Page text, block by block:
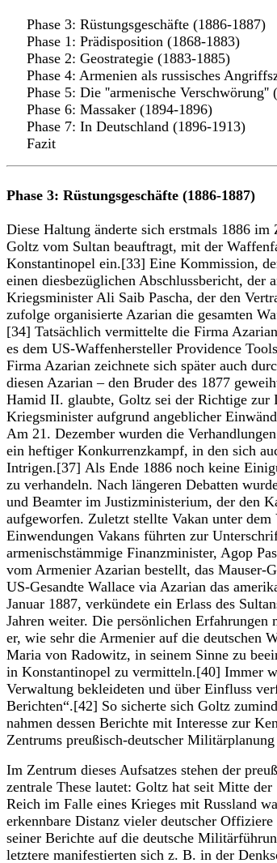
Phase 3: Rüstungsgeschäfte (1886-1887)
Phase 1: Prädisposition (1868-1883)
Phase 2: Geostrategie (1883-1885)
Phase 4: Armenien als russisches
Phase 5: Die ''armenische Verschwörung''
Phase 6: Massaker (1894-1896)
Phase 7: In Deutschland (1896-1913)
Fazit
Phase 3: Rüstungsgeschäfte (1886-1887)
Diese Haltung änderte sich erstmals 1886
Goltz vom Sultan beauftragt, mit der
Konstantinopel ein.[33] Eine Kommission,
einen diesbezüglichen Abschlussbericht, der
Kriegsminister Ali Saib Pascha, der den
zufolge organisierte Azarian die gesamten
[34] Tatsächlich vermittelte die Firma
es dem US-Waffenhersteller Providence
Firma Azarian zeichnete sich später auch
diesen Azarian – den Bruder des 1877
Hamid II. glaubte, Goltz sei der Richtige zur
Kriegsminister aufgrund angeblicher
Am 21. Dezember wurden die
ein heftiger Konkurrenzkampf, in den sich
Intrigen.[37] Als Ende 1886 noch keine
zu verhandeln. Nach längeren Debatten
und Beamter im Justizministerium, der den
aufgeworfen. Zuletzt stellte Vakan unter
Einwendungen Vakans führten zur
armenischstämmige Finanzminister, Agop
vom Armenier Azarian bestellt, das Mauser-
US-Gesandte Wallace via Azarian das
Januar 1887, verkündete ein Erlass des
Jahren weiter. Die persönlichen
er, wie sehr die Armenier auf die deutschen
Maria von Radowitz, in seinem Sinne zu
in Konstantinopel zu vermitteln.[40] Immer
Verwaltung bekleideten und über Einfluss
Berichten“.[42] So sicherte sich Goltz
nahmen dessen Berichte mit Interesse zur
Zentrums preußisch-deutscher
Im Zentrum dieses Aufsatzes stehen der
zentrale These lautet: Goltz hat seit Mitte
Reich im Falle eines Krieges mit Russland
erkennbare Distanz vieler deutscher
seiner Berichte auf die deutsche
letztere manifestierten sich z. B. in der